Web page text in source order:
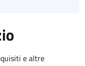
e altre